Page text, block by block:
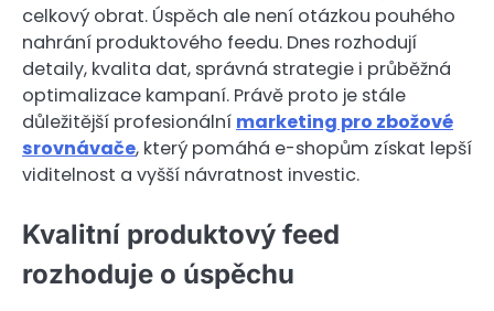
celkový obrat. Úspěch ale není otázkou pouhého
nahrání produktového feedu. Dnes rozhodují
detaily, kvalita dat, správná strategie i průběžná
optimalizace kampaní. Právě proto je stále
důležitější profesionální marketing pro zbožové
srovnávače, který pomáhá e-shopům získat lepší
viditelnost a vyšší návratnost investic.
Kvalitní produktový feed
rozhoduje o úspěchu